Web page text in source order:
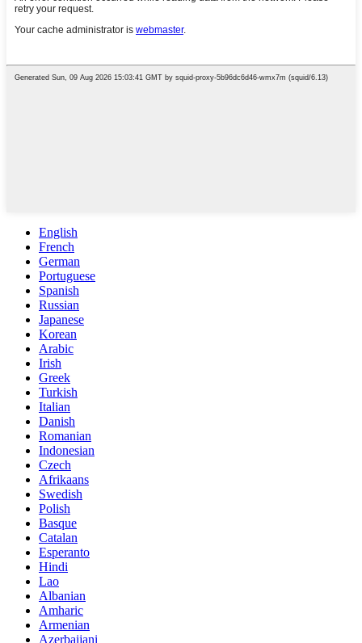
English
French
German
Portuguese
Spanish
Russian
Japanese
Korean
Arabic
Irish
Greek
Turkish
Italian
Danish
Romanian
Indonesian
Czech
Afrikaans
Swedish
Polish
Basque
Catalan
Esperanto
Hindi
Lao
Albanian
Amharic
Armenian
Azerbaijani